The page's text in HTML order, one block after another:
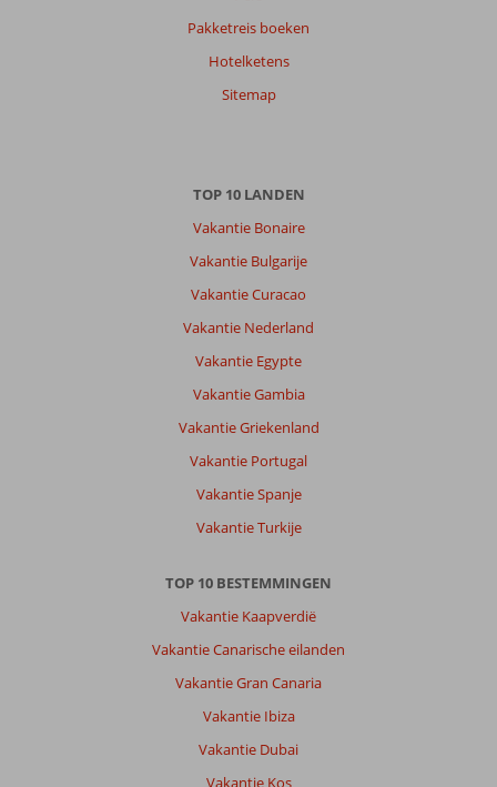
Pakketreis boeken
Hotelketens
Sitemap
TOP 10 LANDEN
Vakantie Bonaire
Vakantie Bulgarije
Vakantie Curacao
Vakantie Nederland
Vakantie Egypte
Vakantie Gambia
Vakantie Griekenland
Vakantie Portugal
Vakantie Spanje
Vakantie Turkije
TOP 10 BESTEMMINGEN
Vakantie Kaapverdië
Vakantie Canarische eilanden
Vakantie Gran Canaria
Vakantie Ibiza
Vakantie Dubai
Vakantie Kos